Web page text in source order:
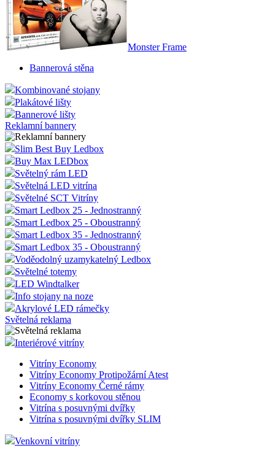
Monster Frame
Bannerová stěna
Kombinované stojany
Plakátové lišty
Bannerové lišty
Reklamní bannery
Slim Best Buy Ledbox
Buy Max LEDbox
Světelný rám LED
Světelná LED vitrína
Světelné SCT Vitríny
Smart Ledbox 25 - Jednostranný
Smart Ledbox 25 - Oboustranný
Smart Ledbox 35 - Jednostranný
Smart Ledbox 35 - Oboustranný
Voděodolný uzamykatelný Ledbox
Světelné totemy
LED Windtalker
Info stojany na noze
Akrylové LED rámečky
Světelná reklama
Interiérové vitríny
Vitríny Economy
Vitríny Economy Protipožární Atest
Vitríny Economy Černé rámy
Economy s korkovou stěnou
Vitrína s posuvnými dvířky
Vitrína s posuvnými dvířky SLIM
Venkovní vitríny